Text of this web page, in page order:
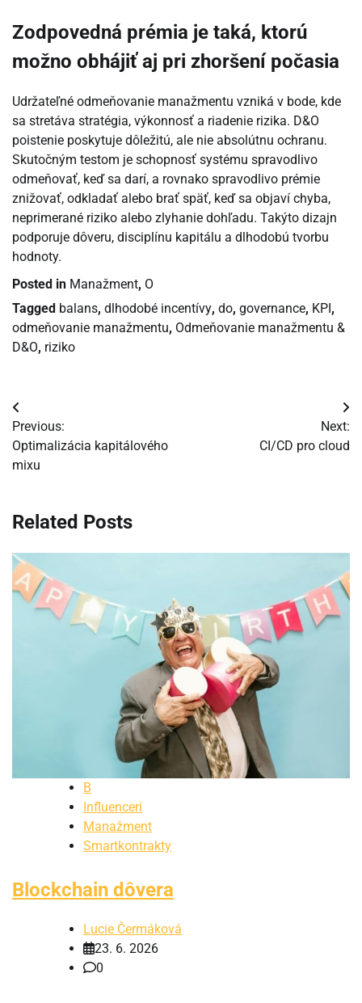
Zodpovedná prémia je taká, ktorú
možno obhájiť aj pri zhoršení počasia
Udržateľné odmeňovanie manažmentu vzniká v bode, kde
sa stretáva stratégia, výkonnosť a riadenie rizika. D&O
poistenie poskytuje dôležitú, ale nie absolútnu ochranu.
Skutočným testom je schopnosť systému spravodlivo
odmeňovať, keď sa darí, a rovnako spravodlivo prémie
znižovať, odkladať alebo brať späť, keď sa objaví chyba,
neprimerané riziko alebo zlyhanie dohľadu. Takýto dizajn
podporuje dôveru, disciplínu kapitálu a dlhodobú tvorbu
hodnoty.
Posted in Manažment, O
Tagged balans, dlhodobé incentívy, do, governance, KPI,
odmeňovanie manažmentu, Odmeňovanie manažmentu &
D&O, riziko
Navigácia
v
článku
Previous:
Optimalizácia kapitálového
mixu
Next:
CI/CD pro cloud
Related Posts
B
Influenceri
Manažment
Smartkontrakty
Blockchain dôvera
Lucie Čermáková
23. 6. 2026
0